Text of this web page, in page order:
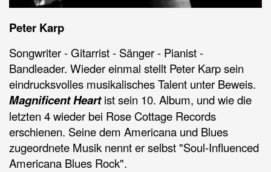
Peter Karp
Songwriter - Gitarrist - Sänger - Pianist -
Bandleader. Wieder einmal stellt Peter Karp sein
eindrucksvolles musikalisches Talent unter Beweis.
Magnificent Heart ist sein 10. Album, und wie die
letzten 4 wieder bei Rose Cottage Records
erschienen. Seine dem Americana und Blues
zugeordnete Musik nennt er selbst "Soul-Influenced
Americana Blues Rock".